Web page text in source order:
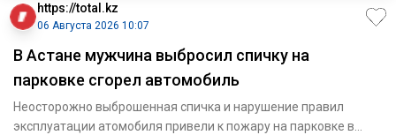
https://total.kz
06 Августа 2026 10:07
В Астане мужчина выбросил спичку на
парковке сгорел автомобиль
Неосторожно выброшенная спичка и нарушение правил
эксплуатации атомобиля привели к пожару на парковке в